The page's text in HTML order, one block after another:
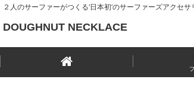
２人のサーファーがつくる‘日本初’のサーファーズアクセサ
DOUGHNUT NECKLACE